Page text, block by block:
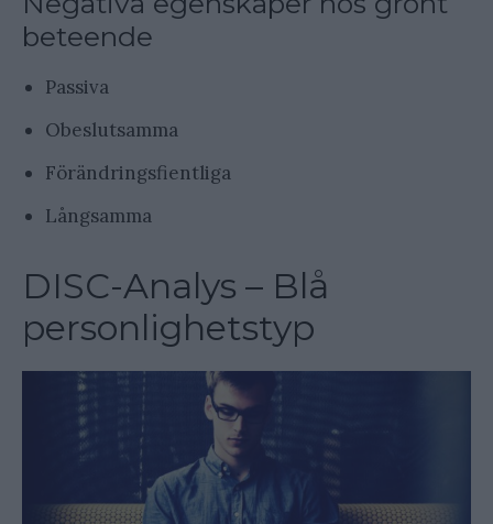
beteende
Passiva
Obeslutsamma
Förändringsfientliga
Långsamma
DISC-Analys – Blå
personlighetstyp